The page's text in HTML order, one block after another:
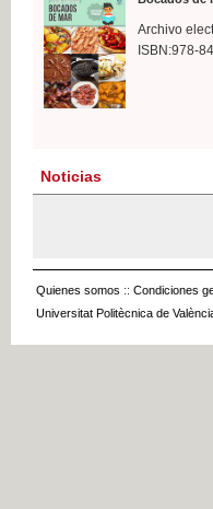
Archivo
ISBN:978-
Noticias
Quienes somos :: Condiciones
Universitat Politècnica de